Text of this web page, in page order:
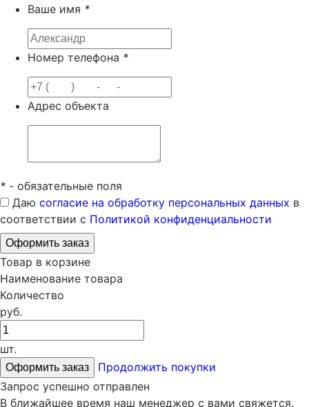
Ваше имя *
Номер телефона *
Адрес объекта
* - обязательные поля
Даю согласие на обработку персональных данных в
соответствии с Политикой конфиденциальности
Товар в корзине
Наименование товара
Количество
руб.
шт.
Продолжить покупки
Запрос успешно отправлен
В ближайшее время наш менеджер с вами свяжется.